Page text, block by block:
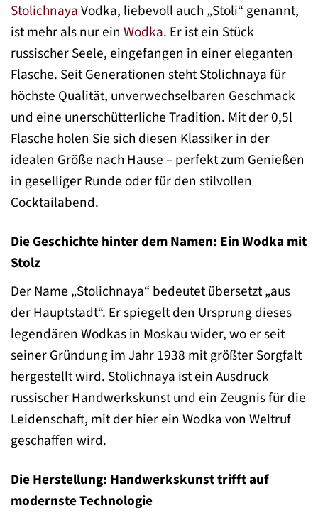
StolichnayaVodka, liebevoll auch „Stoli“ genannt,
ist mehr als nur ein Wodka. Er ist ein Stück
russischer Seele, eingefangen in einer eleganten
Flasche. Seit Generationen steht Stolichnaya für
höchste Qualität, unverwechselbaren Geschmack
und eine unerschütterliche Tradition. Mit der 0,5l
Flasche holen Sie sich diesen Klassiker in der
idealen Größe nach Hause – perfekt zum Genießen
in geselliger Runde oder für den stilvollen
Cocktailabend.
Die Geschichte hinter dem Namen: Ein Wodka mit
Stolz
Der Name „Stolichnaya“ bedeutet übersetzt „aus
der Hauptstadt“. Er spiegelt den Ursprung dieses
legendären Wodkas in Moskau wider, wo er seit
seiner Gründung im Jahr 1938 mit größter Sorgfalt
hergestellt wird. Stolichnaya ist ein Ausdruck
russischer Handwerkskunst und ein Zeugnis für die
Leidenschaft, mit der hier ein Wodka von Weltruf
geschaffen wird.
Die Herstellung: Handwerkskunst trifft auf
modernste Technologie